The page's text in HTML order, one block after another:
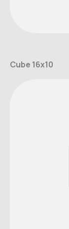
Cube 16x10